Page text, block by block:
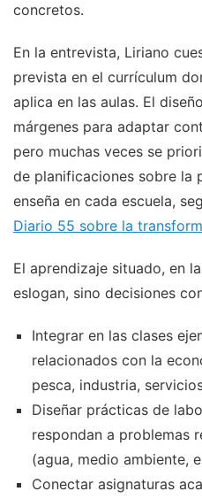
concretos.
En la entrevista, Liriano
prevista en el currículum
aplica en las aulas. El
márgenes para adaptar
pero muchas veces se
de planificaciones sobre la
enseña en cada escuela,
Diario 55 sobre la
El aprendizaje situado, en
eslogan, sino decisiones
Integrar en las clases
relacionados con la
pesca, industria,
Diseñar prácticas de
respondan a problemas
(agua, medio ambiente,
Conectar asignaturas